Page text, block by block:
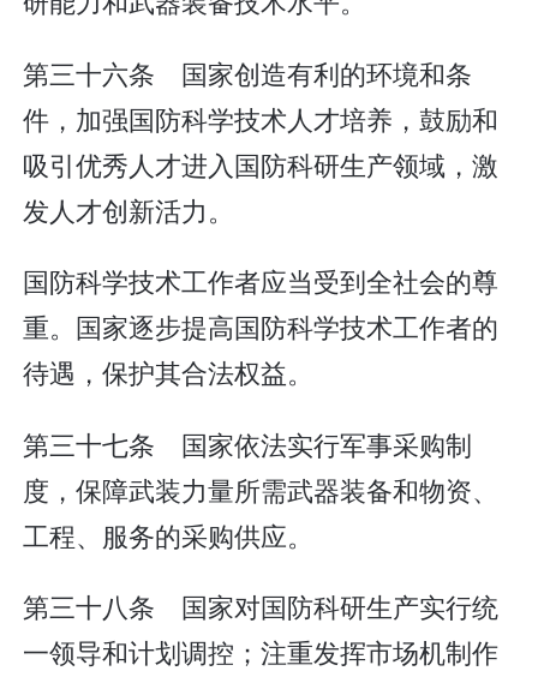
第三十六条 国家创造有利的环境和条
件，加强国防科学技术人才培养，鼓励和
吸引优秀人才进入国防科研生产领域，激
发人才创新活力。
国防科学技术工作者应当受到全社会的尊
重。国家逐步提高国防科学技术工作者的
待遇，保护其合法权益。
第三十七条 国家依法实行军事采购制
度，保障武装力量所需武器装备和物资、
工程、服务的采购供应。
第三十八条 国家对国防科研生产实行统
一领导和计划调控；注重发挥市场机制作